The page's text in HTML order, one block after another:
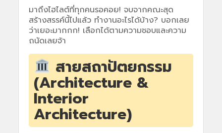
มาถึงไฮไลต์ที่ทุกคนรอคอย! จบจากคณะสุด
สร้างสรรค์นี้ไปแล้ว ทำงานอะไรได้บ้าง? บอกเลย
ว่าเยอะมากกก! เลือกได้ตามความชอบและความ
ถนัดเลยจ้า
สายสถาปัตยกรรม
(Architecture &
Interior
Architecture)